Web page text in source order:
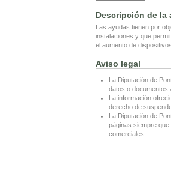
Descripción de la
Las ayudas tienen por
instalaciones y que
el aumento de
Aviso legal
La Diputación de
datos o documentos
La información
derecho de
La Diputación de
páginas siempre
comerciales.